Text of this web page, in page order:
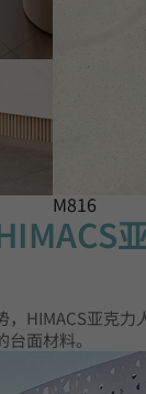
M816
，HIMACS亚克力
面材料。